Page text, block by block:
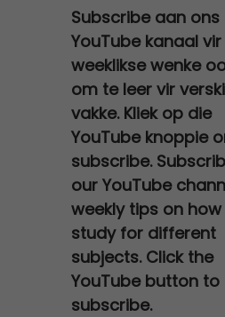
Subscribe aan ons
YouTube kanaal vir
weeklikse wenke
om te leer vir
vakke. Kliek op die
YouTube knoppie
subscribe.
our YouTube
weekly tips on
study for different
subjects. Click the
YouTube button to
subscribe.